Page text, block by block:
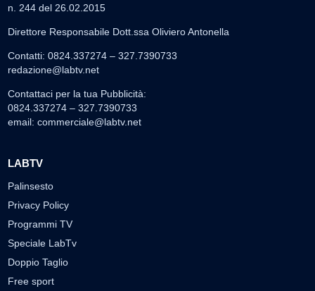
n. 244 del 26.02.2015
Direttore Responsabile Dott.ssa Oliviero Antonella
Contatti: 0824.337274 – 327.7390733
redazione@labtv.net
Contattaci per la tua Pubblicità:
0824.337274 – 327.7390733
email: commerciale@labtv.net
LABTV
Palinsesto
Privacy Policy
Programmi TV
Speciale LabTv
Doppio Taglio
Free sport